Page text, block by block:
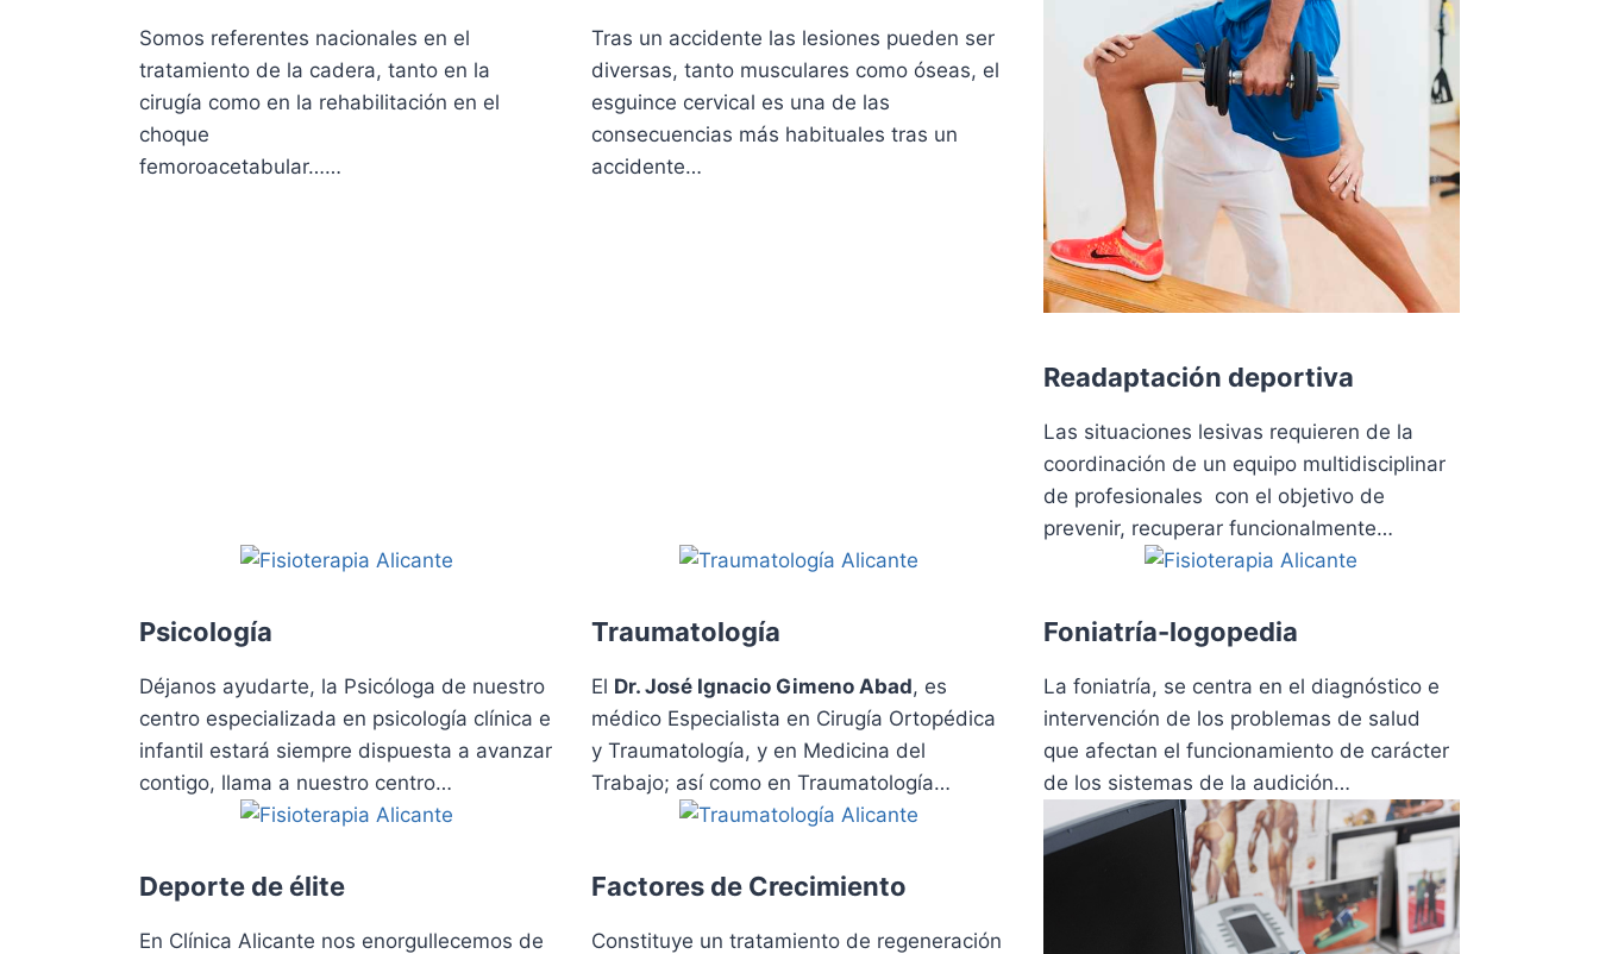
Somos referentes nacionales en el
tratamiento de la cadera, tanto en la
cirugía como en la rehabilitación en el
choque
femoroacetabular……
Tras un accidente las lesiones pueden ser
diversas, tanto musculares como óseas, el
esguince cervical es una de las
consecuencias más habituales tras un
accidente…
Readaptación deportiva
Las situaciones lesivas requieren de la
coordinación de un equipo multidisciplinar
de profesionales con el objetivo de
prevenir, recuperar funcionalmente…
Psicología
Déjanos ayudarte, la Psicóloga de nuestro
centro especializada en psicología clínica e
infantil estará siempre dispuesta a avanzar
contigo, llama a nuestro centro…
Traumatología
El Dr. José Ignacio Gimeno Abad, es
médico Especialista en Cirugía Ortopédica
y Traumatología, y en Medicina del
Trabajo; así como en Traumatología…
Foniatría-logopedia
La foniatría, se centra en el diagnóstico e
intervención de los problemas de salud
que afectan el funcionamiento de carácter
de los sistemas de la audición…
Deporte de élite
En Clínica Alicante nos enorgullecemos de
Factores de Crecimiento
Constituye un tratamiento de regeneración